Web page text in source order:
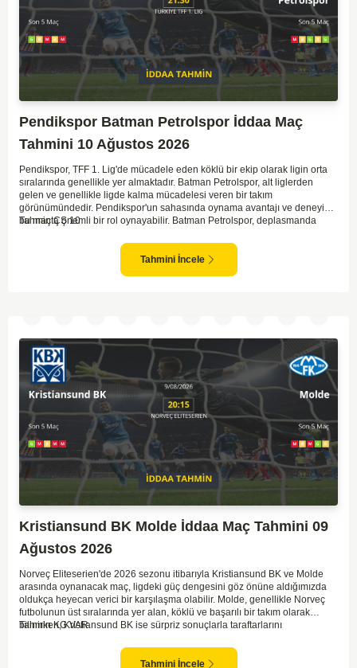
Pendikspor Batman Petrolspor İddaa Maç
Tahmini 10 Ağustos 2026
Pendikspor, TFF 1. Lig'de mücadele eden köklü bir ekip olarak ligin orta
sıralarında genellikle yer almaktadır. Batman Petrolspor, alt liglerden
gelen ve genellikle ligde kalma mücadelesi veren bir takım
görünümündedir. Pendikspor'un sahasında oynama avantajı ve deneyimi,
bu maçta önemli bir rol oynayabilir. Batman Petrolspor, deplasmanda
Pendikspor'un maçın kontrolünü elinde tutma olasılığı daha yüksek.
Takımların mevcut form durumları ve geçmiş performanslarına
bakıldığında ev sahibi ekibin galibiyeti daha yüksek bir ihtimal sunuyor.
Tahmin ÇŞ 10
Tahmini İncele
Kristiansund BK Molde İddaa Maç Tahmini 09
Ağustos 2026
Norveç Eliteserien'de 2026 sezonu itibarıyla Kristiansund BK ve Molde
arasında oynanacak maç, ligdeki güç dengesini göz önüne aldığımızda
oldukça heyecan verici bir karşılaşma olabilir. Molde, genellikle Norveç
futbolunun üst sıralarında yer alan, köklü ve başarılı bir takım olarak
bilinirken, Kristiansund BK ise sürpriz sonuçlarla taraftarlarını
saha avantajını kullanma olasılıklarını artırıyor. Ancak Molde'nin tecrübe
ve kadro kalitesi faktörleri dikkate alındığında, deplasmanda da etkili bir
Tahmin KG VAR
Tahmini İncele